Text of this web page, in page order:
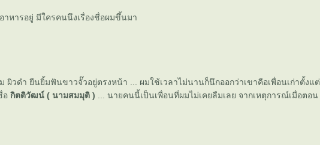
าหารอยู่ มีใครคนนึงเรื่องชื่อผมขึ้นมา
ผิวดำ ยืนยิ้มฟันขาวจั๊วอยู่ตรงหน้า ... ผมใช้เวลาไม่นานก็นึกออกว่าเขาคือเพื่อนเก่าตั้งแต่
อ กิตติวัฒน์ ( นามสมมุติ ) ... นายคนนี้เป็นเพื่อนที่ผมไม่เคยลืมเลย จากเหตุการณ์เมื่อตอน